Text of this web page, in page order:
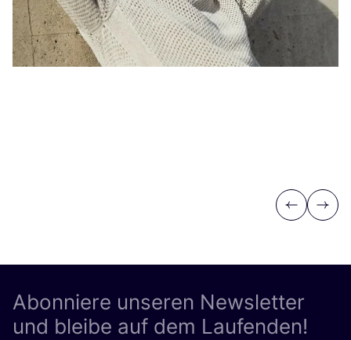
Previous
Next
Abonniere unseren Newsletter
und bleibe auf dem Laufenden!